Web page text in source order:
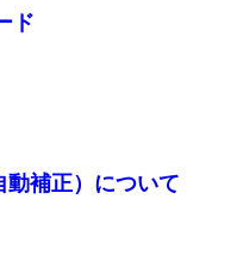
ド
補正）について